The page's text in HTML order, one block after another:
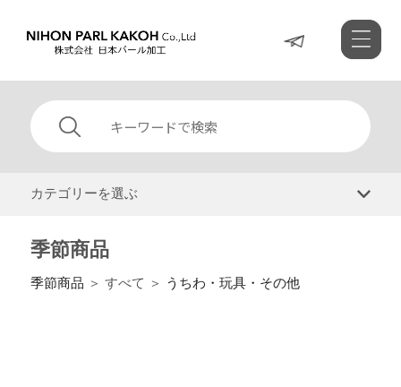
カテゴリーを選ぶ
季節商品
季節商品 ＞ すべて ＞ うちわ・玩具・その他